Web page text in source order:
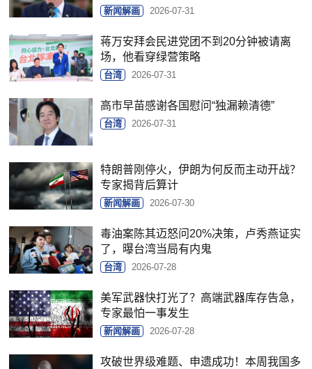
新闻解画 2026-07-31
蒋万安拜会民进党团不到20分钟被请离
场，他看穿绿营策略
台湾 2026-07-31
高市早苗感谢各国慰问“独漏赖清德”
台湾 2026-07-31
特朗普刚停火，伊朗为何反而主动开战？
专家揭背后算计
新闻解画 2026-07-30
毒油案陈其迈怒问20%决策，卢秀燕证实
了，曝台湾当局有内鬼
台湾 2026-07-28
美军武器快打光了？高端武器库存告急，
专家最怕一事发生
新闻解画 2026-07-28
攻破世界级难题、申遗成功！本周我国多